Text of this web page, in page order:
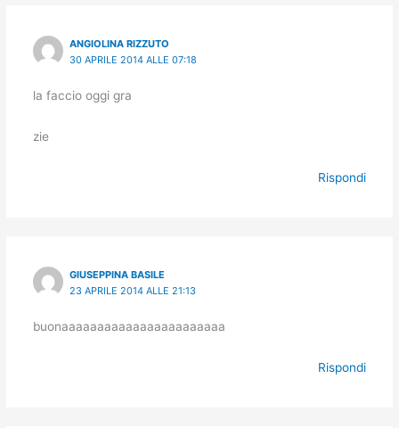
ANGIOLINA RIZZUTO
30 APRILE 2014 ALLE 07:18
la faccio oggi gra
zie
Rispondi
GIUSEPPINA BASILE
23 APRILE 2014 ALLE 21:13
buonaaaaaaaaaaaaaaaaaaaaaaa
Rispondi